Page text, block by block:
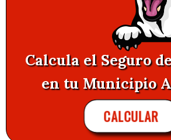
Calcula el Seguro
en tu Municipio
CALCULAR